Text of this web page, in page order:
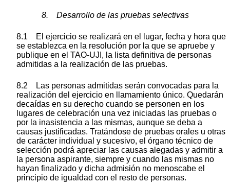
8. Desarrollo de las pruebas selectivas
8.1 El ejercicio se realizará en el lugar, fecha y hora que
se establezca en la resolución por la que se apruebe y
publique en el TAO-UJI, la lista definitiva de personas
admitidas a la realización de las pruebas.
8.2 Las personas admitidas serán convocadas para la
realización del ejercicio en llamamiento único. Quedarán
decaídas en su derecho cuando se personen en los
lugares de celebración una vez iniciadas las pruebas o
por la inasistencia a las mismas, aunque se deba a
causas justificadas. Tratándose de pruebas orales u otras
de carácter individual y sucesivo, el órgano técnico de
selección podrá apreciar las causas alegadas y admitir a
la persona aspirante, siempre y cuando las mismas no
hayan finalizado y dicha admisión no menoscabe el
principio de igualdad con el resto de personas.